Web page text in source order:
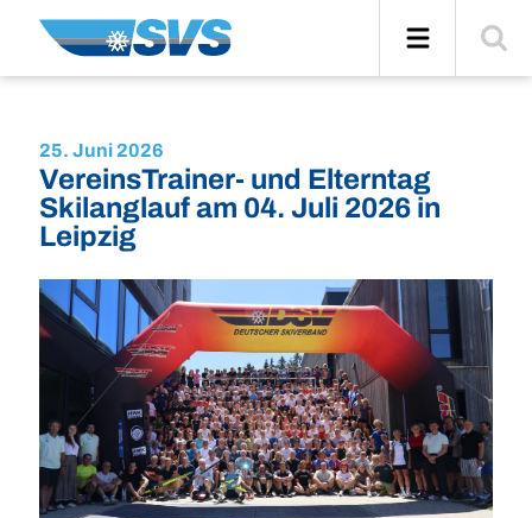
Inhalt
25. Juni 2026
VereinsTrainer- und Elterntag
Skilanglauf am 04. Juli 2026 in
Leipzig